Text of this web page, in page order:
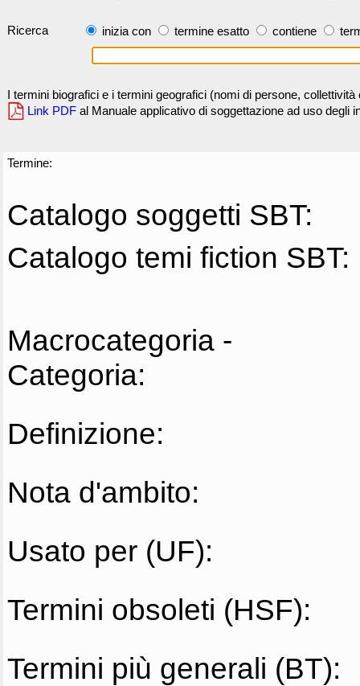
Ricerca inizia con termine esatto contiene
I termini biografici e i termini geografici (nomi di persone,
Link PDF al Manuale applicativo di soggettazione ad uso degli
Termine:
Catalogo soggetti SBT:
Catalogo temi fiction SBT:
Macrocategoria -
Categoria:
Definizione:
Nota d'ambito:
Usato per (UF):
Termini obsoleti (HSF):
Termini più generali (BT):